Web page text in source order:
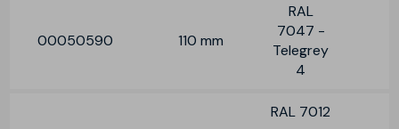
00050590 110 mm
RAL
7047 -
Telegrey
4
RAL 7012